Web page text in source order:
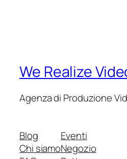
We Realize
Agenza di Produzione
Blog
Chi siamo
Eventi
Negozio